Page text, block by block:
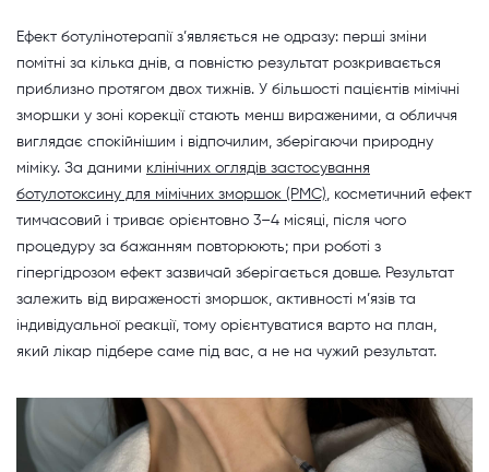
Ефект ботулінотерапії з’являється не одразу: перші зміни
помітні за кілька днів, а повністю результат розкривається
приблизно протягом двох тижнів. У більшості пацієнтів мімічні
зморшки у зоні корекції стають менш вираженими, а обличчя
виглядає спокійнішим і відпочилим, зберігаючи природну
міміку. За даними клінічних оглядів застосування
ботулотоксину для мімічних зморшок (PMC), косметичний ефект
тимчасовий і триває орієнтовно 3–4 місяці, після чого
процедуру за бажанням повторюють; при роботі з
гіпергідрозом ефект зазвичай зберігається довше. Результат
залежить від вираженості зморшок, активності м’язів та
індивідуальної реакції, тому орієнтуватися варто на план,
який лікар підбере саме під вас, а не на чужий результат.